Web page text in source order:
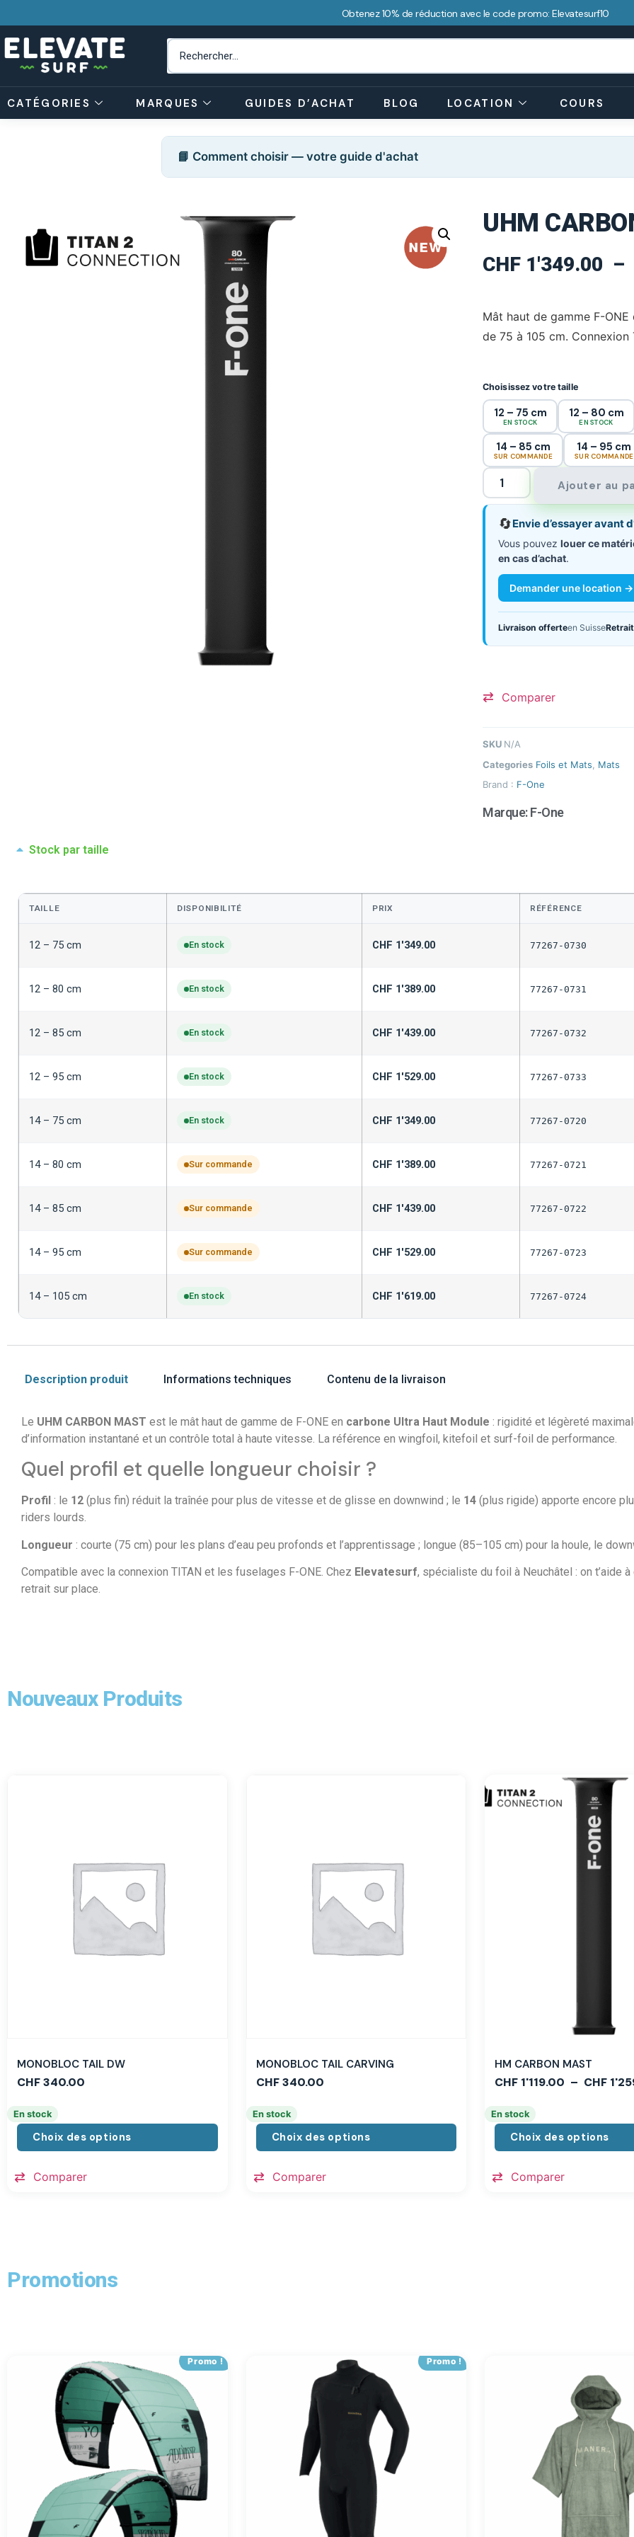
Obtenez 10% de réduction avec le code promo: Elevatesurf10
CATÉGORIES MARQUES GUIDES D’ACHAT BLOG LOCATION COURS
📘 Comment choisir — votre guide d'achat
UHM
CHF 1'349.00 –
Mât haut de gamme F-
de 75 à 105 cm. Connexion
Choisissez votre taille
12 – 75 cm
EN STOCK
12 – 80 cm
EN STOCK
14 – 85 cm
SUR COMMANDE
14 – 95 cm
SUR COMMANDE
Ajouter au
🔄Envie d’essayer avant
Vous pouvez louer ce
en cas d’achat.
Demander une location →
Livraison offerteen SuisseRetrait
Comparer
SKU N/A
Categories Foils et Mats
Mats
Brand : F-One
Marque:F-One
Stock par taille
TAILLE DISPONIBILITÉ PRIX RÉFÉRENCE
12 – 75 cm En stock CHF 1'349.00 77267-0730
12 – 80 cm En stock CHF 1'389.00 77267-0731
12 – 85 cm En stock CHF 1'439.00 77267-0732
12 – 95 cm En stock CHF 1'529.00 77267-0733
14 – 75 cm En stock CHF 1'349.00 77267-0720
14 – 80 cm Sur commande CHF 1'389.00 77267-0721
14 – 85 cm Sur commande CHF 1'439.00 77267-0722
14 – 95 cm Sur commande CHF 1'529.00 77267-0723
14 – 105 cm En stock CHF 1'619.00 77267-0724
Description produit Informations techniques Contenu de la livraison
Le UHM CARBON MAST est le mât haut de gamme de F-ONE en carbone Ultra Haut Module : rigidité et légèreté
d’information instantané et un contrôle total à haute vitesse. La référence en wingfoil, kitefoil et surf-foil de performance.
Quel profil et quelle longueur choisir ?
Profil : le 12 (plus fin) réduit la traînée pour plus de vitesse et de glisse en downwind ; le 14 (plus rigide) apporte encore
riders lourds.
Longueur : courte (75 cm) pour les plans d’eau peu profonds et l’apprentissage ; longue (85–105 cm) pour la houle, le
Compatible avec la connexion TITAN et les fuselages F-ONE. Chez Elevatesurf, spécialiste du foil à Neuchâtel : on t’aide
retrait sur place.
Nouveaux Produits
MONOBLOC TAIL DW
CHF340.00
En stock
Choix des options
Comparer
MONOBLOC TAIL CARVING
CHF340.00
En stock
Choix des options
Comparer
HM CARBON MAST
CHF 1'119.00 – CHF
En stock
Choix des options
Comparer
Promotions
Promo ! Promo !